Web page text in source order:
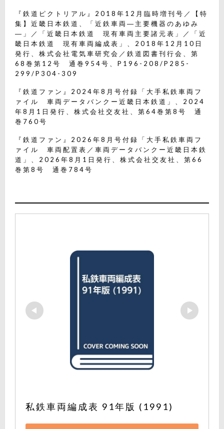
『鉄道ピクトリアル』2018年12月臨時増刊号／【特
集】近畿日本鉄道、「近鉄車両―主要機器のあゆみ
―」／「近畿日本鉄道 現有車両主要諸元表」／「近
畿日本鉄道 現有車両編成表」、2018年12月10日
発行、株式会社電気車研究会／鉄道図書刊行会、第
68巻第12号 通巻954号、P196-208/P285-
299/P304-309
『鉄道ファン』2024年8月号付録「大手私鉄車両フ
ァイル 車両データバンクー近畿日本鉄道」、2024
年8月1日発行、株式会社交友社、第64巻第8号 通
巻760号
『鉄道ファン』2026年8月号付録「大手私鉄車両フ
ァイル 車両配置表／車両データバンクー近畿日本鉄
道」、2026年8月1日発行、株式会社交友社、第66
巻第8号 通巻784号
私鉄車両編成表 91年版 (1991)